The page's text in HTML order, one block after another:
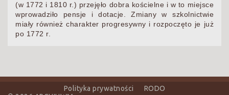
(w 1772 i 1810 r.) przejęło dobra kościelne i w to miejsce
wprowadziło pensje i dotacje. Zmiany w szkolnictwie
miały również charakter progresywny i rozpoczęto je już
po 1772 r.
Polityka prywatności RODO